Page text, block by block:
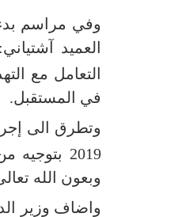
وفي مراسم
العميد
التعامل مع
في المستقبل.
وتطرق الى
2019 بتوجيه من
وبعون الله
واضاف وزير